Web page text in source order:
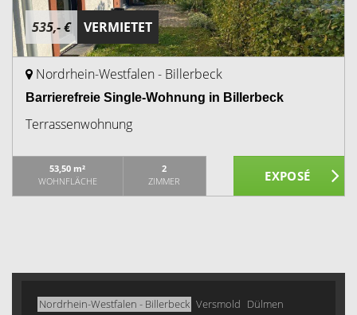
535,- € VERMIETET
Nordrhein-Westfalen - Billerbeck
Barrierefreie Single-Wohnung in Billerbeck
Terrassenwohnung
53,50 m²
WOHNFLÄCHE
2
ZIMMER
Nordrhein-Westfalen - Billerbeck Versmold Dülmen